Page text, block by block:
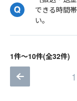
できる時間
い。
1件～10件(全32件)
1